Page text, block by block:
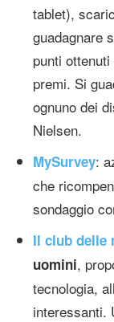
tablet),
guadagnare
punti
premi. Si
ognuno dei
Nielsen.
MySurvey:
che
sondaggio
Il club delle
uomini,
tecnologia,
interessanti.